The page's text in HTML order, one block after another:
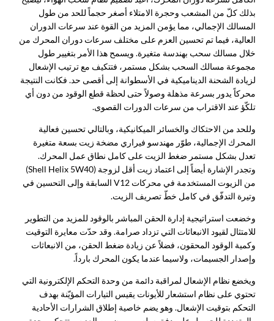
بذلك كلّ من المشعب وحجرة الامتلاء أصغر حجماً للحد من طول
المسالك الإجمالي، مما يؤمن المزيد من القوة عند سرعات الدوران
العالية، فيما تم تحسين العزم على مختلف سرعات دوران المحرك من
خلال مسالك سحب بهندسة متغيرة. ويسمح هذا الأمر بتغيير طول
مجموعة مسالك السحب بشكل مستمر، فتتكيف مع ترتيب الإشعال
لزيادة الشحنة الديناميكية في الأسطوانة إلى أقصى حد. فكانت النتيجة
محركاً يدور بسرعة مذهلة وصولاً حتى لحظة قطع الوقود من دون أي
تلكّؤ عند الاقتراب من سرعات الدورات القصوى.
وللحد من الاحتكاك والخسائر الميكانيكية، وبالتالي تحسين فعالية
المحرك الإجمالية، طوّر مهندسو فيراري مضخة زيت بسعة متغيرة
تعدل بشكل مستمر ضغط الزيت على كامل نطاق عمل المحرك.
وتجدر الإشارة أيضاً إلى اعتماد زيت أقل لزوجة (Shell Helix 5W40)
من الزيوت المستخدمة في محركات V12 السابقة وإلى التحسين في
وتيرة التدفّق في كامل خطّ تصريف الزيت.
وخضعت استراتيجية إدارة الحقن المباشر بالوقود للمزيد من التطوير
للامتثال لقيود الانبعاثات التي تزداد صرامة. وقد حدّت معايرة التوقيت
وكمية الوقود المحقون، فضلاً عن زيادة ضغط الحقن، من الانبعاثات
وإصدار الجسيمات، ولاسيما عندما يكون المحرك بارداً.
ويخضع نظام الإشعال لمراقبة دائمة من وحدة التحكم الإلكترونية التي
تحتوي على نظام استشعار للأيونات يقيس التيارات المؤيّنة بهدف
التحكم بتوقيت الإشعال. وهو يضم خاصية إطلاق الشرارات الأحادية